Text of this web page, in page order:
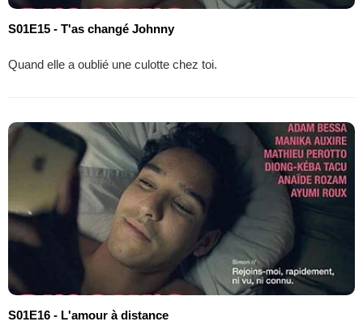
S01E15 - T'as changé Johnny
Quand elle a oublié une culotte chez toi.
S01E16 - L'amour à distance